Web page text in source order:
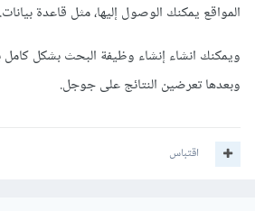
المواقع يمكنك الوصول إليها، مثل قاعدة بيانات.
ويمكنك انشاء إنشاء وظيفة البحث بشكل كامل
وبعدها تعرضين النتائج على جوجل.
اقتباس